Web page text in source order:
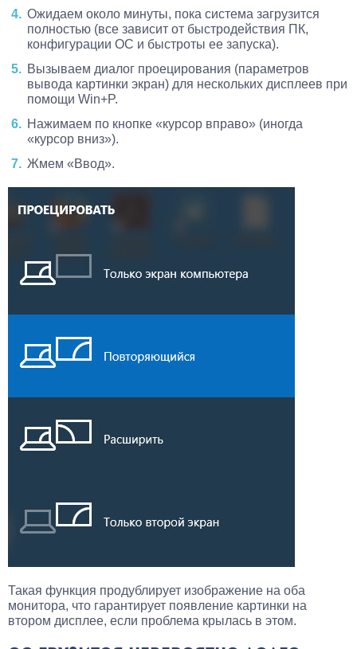
Ожидаем около минуты, пока система загрузится
полностью (все зависит от быстродействия ПК,
конфигурации ОС и быстроты ее запуска).
Вызываем диалог проецирования (параметров
вывода картинки экран) для нескольких дисплеев при
помощи Win+P.
Нажимаем по кнопке «курсор вправо» (иногда
«курсор вниз»).
Жмем «Ввод».
Такая функция продублирует изображение на оба
монитора, что гарантирует появление картинки на
втором дисплее, если проблема крылась в этом.